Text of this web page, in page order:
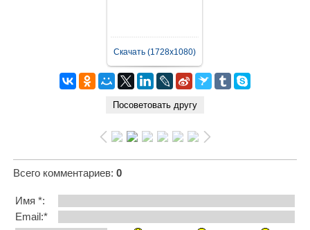
Скачать (1728x1080)
Всего комментариев: 0
Имя *:
Email:*